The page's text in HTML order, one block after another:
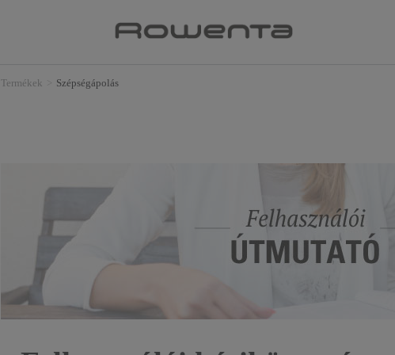
Termékek Szépségápolás